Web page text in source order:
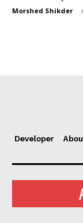
Morshed Shikder -
Developer